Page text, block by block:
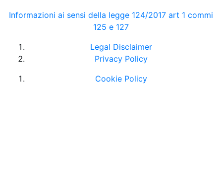
Informazioni ai sensi della legge 124/2017 art 1 commi
125 e 127
Legal Disclaimer
Privacy Policy
Cookie Policy